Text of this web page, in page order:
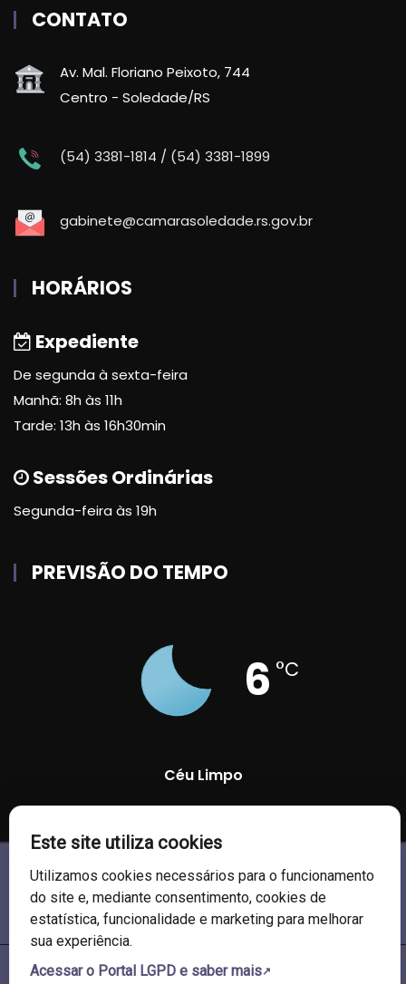
CONTATO
Av. Mal. Floriano Peixoto, 744
Centro - Soledade/RS
(54) 3381-1814 / (54) 3381-1899
gabinete@camarasoledade.rs.gov.br
HORÁRIOS
Expediente
De segunda à sexta-feira
Manhã: 8h às 11h
Tarde: 13h às 16h30min
Sessões Ordinárias
Segunda-feira às 19h
PREVISÃO DO TEMPO
6 °C
Céu Limpo
93 % 1013 mb
Este site utiliza cookies
Utilizamos cookies necessários para o funcionamento
do site e, mediante consentimento, cookies de
estatística, funcionalidade e marketing para melhorar
sua experiência.
Acessar o Portal LGPD e saber mais